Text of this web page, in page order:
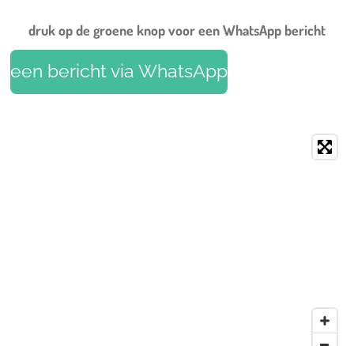
druk op de groene knop voor een WhatsApp bericht
een bericht via WhatsApp